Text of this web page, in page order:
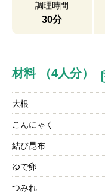
調理時間
30分
材料 （4人分）
大根
こんにゃく
結び昆布
ゆで卵
つみれ